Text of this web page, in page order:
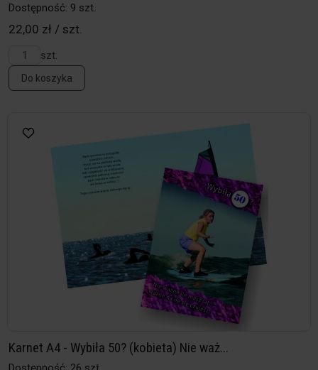
Dostępność: 9 szt.
22,00 zł / szt.
szt.
Do koszyka
Karnet A4 - Wybiła 50? (kobieta) Nie waż...